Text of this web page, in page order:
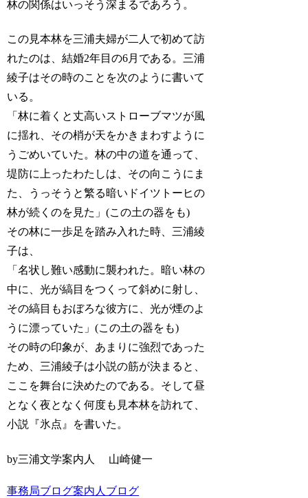
林の関係はいっそう深まるであろう。
この見本林を三浦夫婦が二人で初めて訪
れたのは、結婚2年目の6月である。三浦
綾子はその時のことを次のように書いて
いる。
「林に着くと丈高いストローブマツが風
に揺れ、その梢が天をかきまわすように
うごめいていた。林の中の道を通って、
堤防に上ったわたしは、その向こうにま
た、うっそうと繁る暗いドイツトーヒの
林が続くのを見た」(この土の器をも)
その林に一歩足を踏み入れた時、三浦綾
子は、
「名状し難い感動に襲われた。暗い林の
中に、光が縞目をつくって斜めに射し、
その縞目もおぼろな彼方に、光が煙のよ
うに漂っていた」(この土の器をも)
その時の印象が、あまりに強烈であった
ため、三浦綾子は小説の筋が決まると、
ここを舞台に決めたのである。そして昼
となく夜となく何度も見本林を訪れて、
小説『氷点』を書いた。
by三浦文学案内人 山崎健一
事務局ブログ案内人ブログ